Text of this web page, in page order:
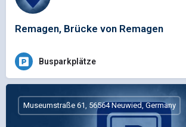
Remagen, Brücke von Remagen
Busparkplätze
Museumstraße 61, 56564 Neuwied, Germany